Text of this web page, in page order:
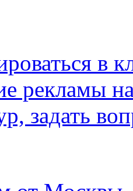
в
рекламы
задать